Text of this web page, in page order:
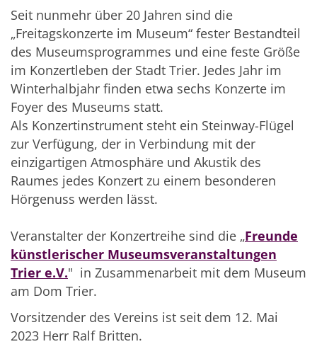
Seit nunmehr über 20 Jahren sind die
„Freitagskonzerte im Museum“ fester Bestandteil
des Museumsprogrammes und eine feste Größe
im Konzertleben der Stadt Trier. Jedes Jahr im
Winterhalbjahr finden etwa sechs Konzerte im
Foyer des Museums statt.
Als Konzertinstrument steht ein Steinway-Flügel
zur Verfügung, der in Verbindung mit der
einzigartigen Atmosphäre und Akustik des
Raumes jedes Konzert zu einem besonderen
Hörgenuss werden lässt.
Veranstalter der Konzertreihe sind die „Freunde
künstlerischer Museumsveranstaltungen
Trier e.V." in Zusammenarbeit mit dem Museum
am Dom Trier.
Vorsitzender des Vereins ist seit dem 12. Mai
2023 Herr Ralf Britten.